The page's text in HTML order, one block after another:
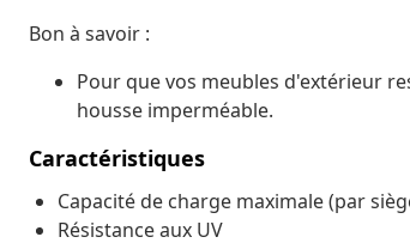
Bon à savoir :
Pour que vos meubles d'extérieur
housse imperméable.
Caractéristiques
Capacité de charge maximale (par
Résistance aux UV